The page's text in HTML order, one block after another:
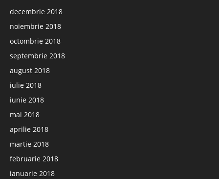
decembrie 2018
noiembrie 2018
octombrie 2018
septembrie 2018
august 2018
iulie 2018
iunie 2018
mai 2018
aprilie 2018
martie 2018
februarie 2018
ianuarie 2018